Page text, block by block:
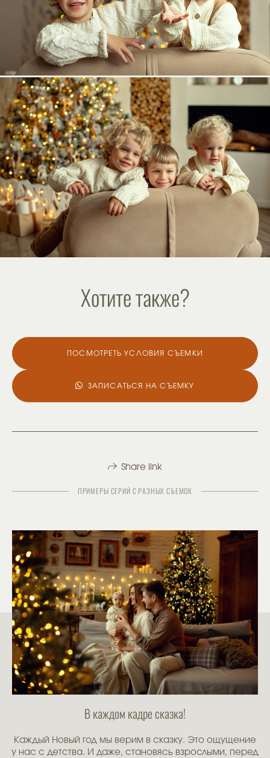
Хотите также?
ПОСМОТРЕТЬ УСЛОВИЯ СЪЕМКИ
ЗАПИСАТЬСЯ НА СЪЕМКУ
Share link
ПРИМЕРЫ СЕРИЙ С РАЗНЫХ СЪЕМОК
В каждом кадре сказка!
Каждый Новый год мы верим в сказку. Это ощущение
у нас с детства. И даже, становясь взрослыми, перед